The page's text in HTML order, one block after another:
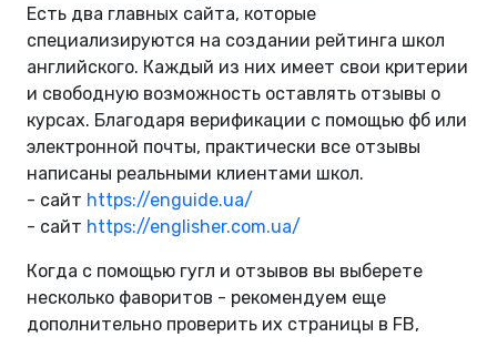
Есть два главных сайта, которые
специализируются на создании рейтинга школ
английского. Каждый из них имеет свои критерии
и свободную возможность оставлять отзывы о
курсах. Благодаря верификации с помощью фб или
электронной почты, практически все отзывы
написаны реальными клиентами школ.
- сайт https://enguide.ua/
- сайт https://englisher.com.ua/
Когда с помощью гугл и отзывов вы выберете
несколько фаворитов - рекомендуем еще
дополнительно проверить их страницы в FB,